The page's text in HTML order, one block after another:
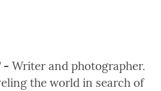
- Writer and photographer.
the world in search of